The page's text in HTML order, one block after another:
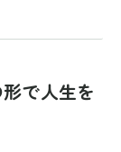
で人生を